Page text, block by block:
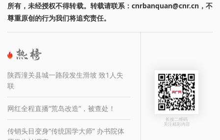
所有，未经授权不得转载。转载请联系：cnrbanquan@cnr.cn，不
尊重原创的行为我们将追究责任。
陕西潼关县城一路段发生滑坡 致1人失
联
网红全程直播“荒岛改造”，被查处！
传销头目变身“传统国学大师” 办书院体
长按二维码
关注精彩内容